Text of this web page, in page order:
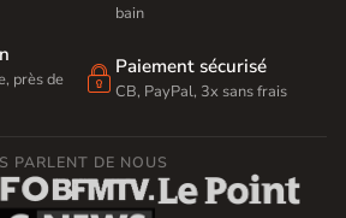
bain
près de
 Paiement sécurisé
CB, PayPal, 3x sans frais
PARLENT DE NOUS